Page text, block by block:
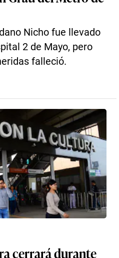
Nicho fue llevado
2 de Mayo, pero
falleció.
cerrará durante